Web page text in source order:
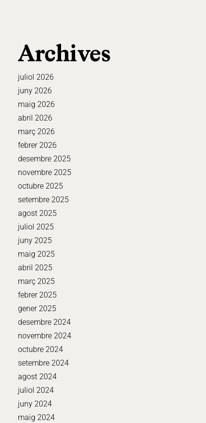
Archives
juliol 2026
juny 2026
maig 2026
abril 2026
març 2026
febrer 2026
desembre 2025
novembre 2025
octubre 2025
setembre 2025
agost 2025
juliol 2025
juny 2025
maig 2025
abril 2025
març 2025
febrer 2025
gener 2025
desembre 2024
novembre 2024
octubre 2024
setembre 2024
agost 2024
juliol 2024
juny 2024
maig 2024